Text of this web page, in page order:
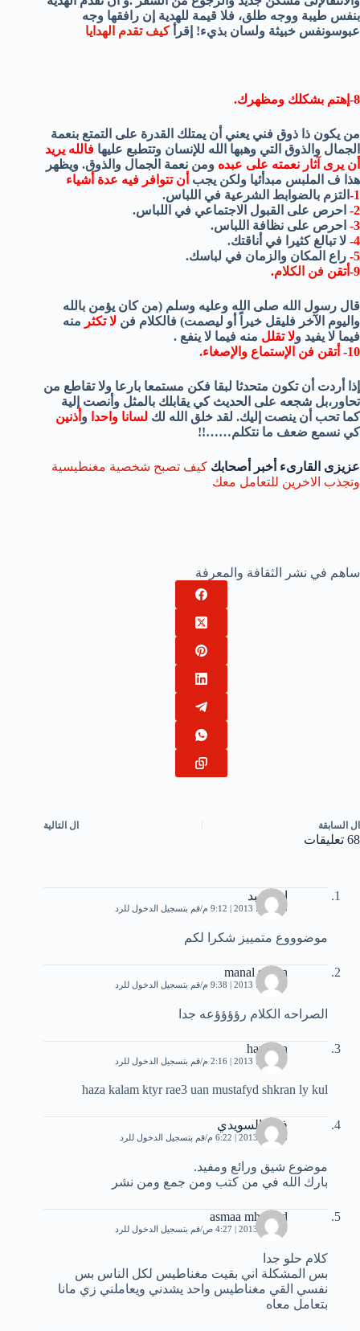
بنفس طيبة ووجه طلق، فلا قيمة للهدية إن رافقها وجه
عبوسونفس خبيثة ولسان بذيء! إقرأكيف تقدم الهدايا
8-إهتم بشكلك ومظهرك.
من يكون ذا ذوق فني يعني أن يمتلك القدرة على التمتع بنعمة
الجمال والذوق التي وهبها الله للإنسان وتتطبع عليها فالله يريد
أن يرى آثار نعمته على عبده ومن نعمة الجمال والذوق. ويظهر
هذا ف الملبس مبدأئيا ولكن يجب أن تتوافر فيه عدة أشياء
1-
التزم بالضوابط الشرعية في اللباس.
2-
احرص على القبول الاجتماعي في اللباس.
3-
احرص على نظافة اللباس.
4- لا تبالغ كثيرا في أناقتك.
5- راع المكان والزمان في لباسك.
9-أتقن
فن الكلام.
قال رسول الله صلى الله وعليه وسلم (من كان يؤمن بالله
واليوم الآخر فليقل خيراً أو ليصمت) فالكلام فن لا تكثر منه
فيما لا يفيد ولا تقلل منه فيما لا ينفع .
10- أتقن فن الإستماع والإصغاء.
إذا أردت أن تكون متحدثا لبقا فكن مستمعا بارعا ولا تقاطع من
تحاور،بل شجعه على الحديث كي يقابلك بالمثل وأنصت إلية
كما تحب أن ينصت إليك. لقد خلق الله لك لسانا واحدا و أذنين
كي نسمع ضعف ما نتكلم……!!
عزيزى القارىء أخبر أصحابك كيف تصبح شخصية مغنطيسية
وتجذب الاخرين للتعامل معك
ساهم في نشر الثقافة والمعرفة
ال السابقة ال التالية
68 تعليقات
ابو العبد
28 يونيو، 2013 | 9:12 م قم بتسجيل الدخول للرد
موضوووع متمييز شكرا لكم
manal sultan
28 يونيو، 2013 | 9:38 م قم بتسجيل الدخول للرد
الصراحه الكلام رؤؤؤؤعه جدا
hawdyn
29 يونيو، 2013 | 2:16 م قم بتسجيل الدخول للرد
haza kalam ktyr rae3 uan mustafyd shkran ly kul
فواز السويدي
3 يوليو، 2013 | 6:22 م قم بتسجيل الدخول للرد
موضوع شيق ورائع ومفيد.
بارك الله في من كتب ومن جمع ومن نشر
asmaa mhamed
5 يوليو، 2013 | 4:27 ص قم بتسجيل الدخول للرد
كلام حلو جدا
بس المشكلة اني بقيت مغناطيس لكل الناس بس
نفسي القي مغناطيس واحد يشدني ويعاملني زي مانا
بتعامل معاه